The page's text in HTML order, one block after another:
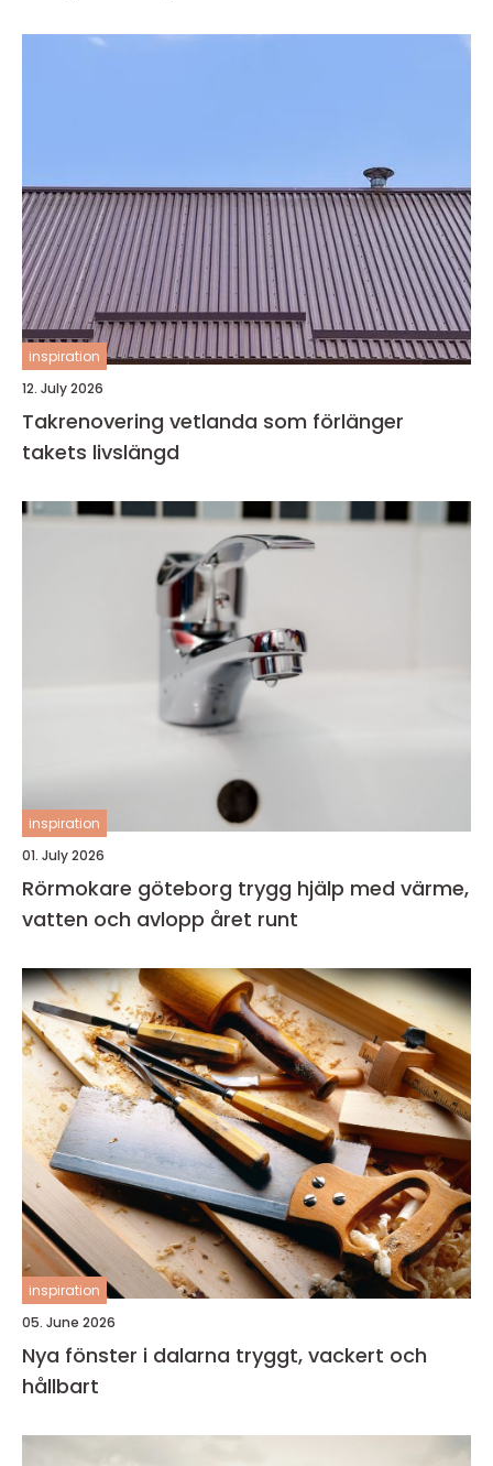
inspiration
12. July 2026
Takrenovering vetlanda som förlänger
takets livslängd
inspiration
01. July 2026
Rörmokare göteborg trygg hjälp med värme,
vatten och avlopp året runt
inspiration
05. June 2026
Nya fönster i dalarna tryggt, vackert och
hållbart